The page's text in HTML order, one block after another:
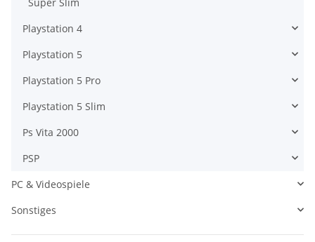
Playstation 4
Playstation 5
Playstation 5 Pro
Playstation 5 Slim
Ps Vita 2000
PSP
PC & Videospiele
Sonstiges